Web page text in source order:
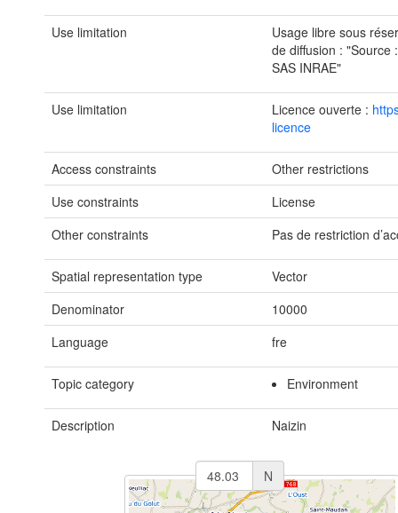
Use limitation
Usage libre sous
de diffusion : "Source
SAS INRAE"
Use limitation Licence ouverte :
licence
Access constraints
Other restrictions
Use constraints
License
Other constraints
Pas de restriction
Spatial representation type
Vector
Denominator
10000
Language
fre
Topic category Environment
Description Naizin
N